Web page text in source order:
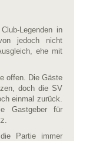
Legenden in
jedoch nicht
ehe mit
offen. Die Gäste
doch die SV
einmal zurück.
Gastgeber für
Partie immer